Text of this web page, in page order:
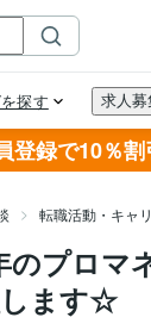
登録で10％割
転職活動・キャ
のプロマ
します☆